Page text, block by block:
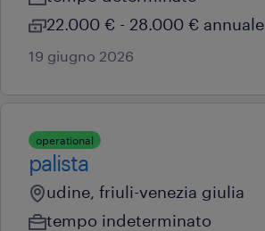
22.000 € - 28.000 € annuale
19 giugno 2026
operational
palista
udine, friuli-venezia giulia
tempo indeterminato